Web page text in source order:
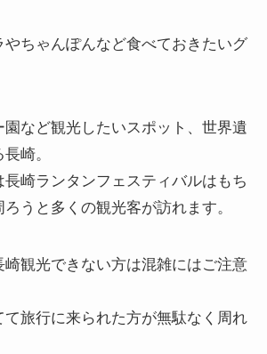
ちゃんぽんなど食べておきたいグ
など観光したいスポット、世界遺
崎。
崎ランタンフェスティバルはもち
うと多くの観光客が訪れます。
観光できない方は混雑にはご注意
旅行に来られた方が無駄なく周れ